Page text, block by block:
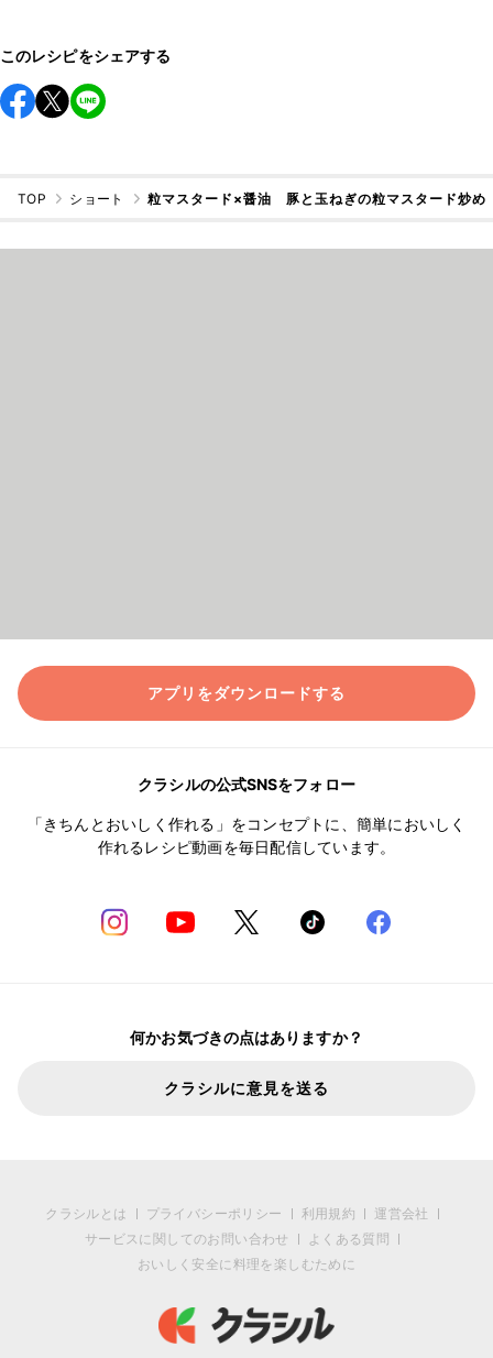
このレシピをシェアする
TOP ショート 粒マスタード×醤油 豚と玉ねぎの粒マスタード炒め
アプリをダウンロードする
クラシルの公式SNSをフォロー
「きちんとおいしく作れる」をコンセプトに、簡単においしく
作れるレシピ動画を毎日配信しています。
何かお気づきの点はありますか？
クラシルに意見を送る
クラシルとは プライバシーポリシー 利用規約
運営会社
サービスに関してのお問い合わせ
よくある質問
おいしく安全に料理を楽しむために